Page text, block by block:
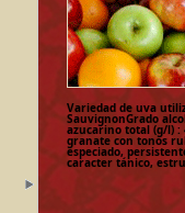
Variedad de uva
SauvignonGrado
azucarino total (g/l)
granate con tonos
especiado,
caracter tánico,